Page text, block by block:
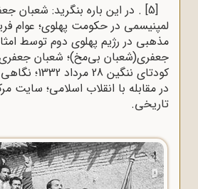
[5]
. در این باره بنگرید: شعبان
لمپنیسمی در حکومت پهلوی؛ عوام
مذهبی در رژیم پهلوی دوم توسط
جعفری(شعبان بی‌مخ)؛ شعبان
کودتای ننگین 28 مرداد 1332؛
در مقابله با انقلاب اسلامی؛ سایت
تاریخی.